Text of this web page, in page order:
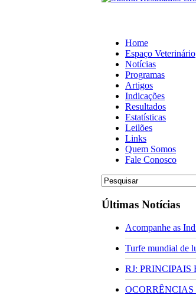
Home
Espaço Veterinário
Notícias
Programas
Artigos
Indicações
Resultados
Estatísticas
Leilões
Links
Quem Somos
Fale Conosco
Últimas Notícias
Acompanhe as
Turfe mundial de
RJ: